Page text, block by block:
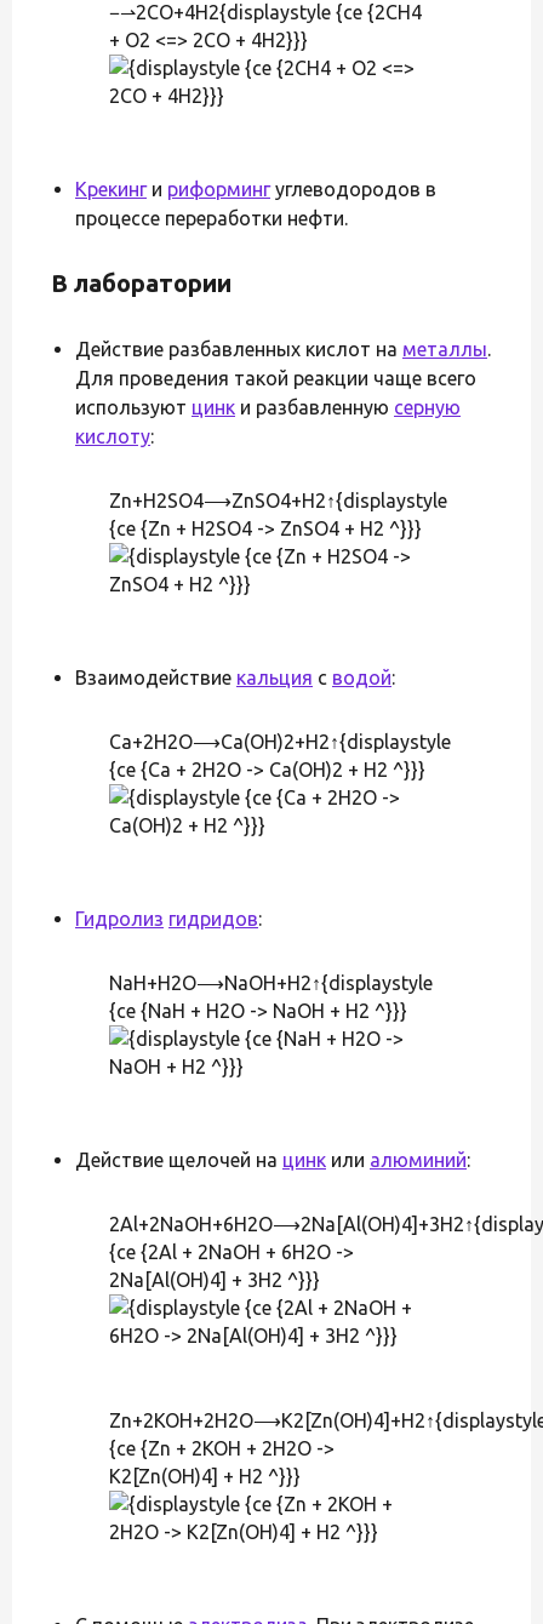
−⇀2CO+4H2{displaystyle {ce {2CH4
+ O2 <=> 2CO + 4H2}}}
Крекинги риформингуглеводородов в
процессе переработки нефти.
В лаборатории
Действие разбавленных кислот на металлы.
Для проведения такой реакции чаще всего
используют цинк и разбавленную серную
кислоту:
Zn+H2SO4⟶ZnSO4+H2↑{displaystyle
{ce {Zn + H2SO4 -> ZnSO4 + H2 ^}}}
Взаимодействие кальция с водой:
Ca+2H2O⟶Ca(OH)2+H2↑{displaystyle
{ce {Ca + 2H2O -> Ca(OH)2 + H2 ^}}}
Гидролиз гидридов:
NaH+H2O⟶NaOH+H2↑{displaystyle
{ce {NaH + H2O -> NaOH + H2 ^}}}
Действие щелочей на цинк или алюминий:
{ce {2Al + 2NaOH + 6H2O ->
2Na[Al(OH)4] + 3H2 ^}}}
{ce {Zn + 2KOH + 2H2O ->
K2[Zn(OH)4] + H2 ^}}}